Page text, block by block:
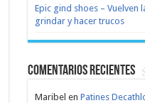
Epic gind shoes – Vuelven
grindar y hacer trucos
Comentarios recientes
Maribel en Patines